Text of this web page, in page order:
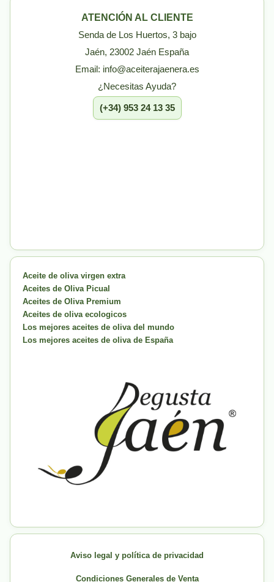
ATENCIÓN AL CLIENTE
Senda de Los Huertos, 3 bajo
Jaén, 23002 Jaén España
Email: info@aceiterajaenera.es
¿Necesitas Ayuda?
(+34) 953 24 13 35
Aceite de oliva virgen extra
Aceites de Oliva Picual
Aceites de Oliva Premium
Aceites de oliva ecologicos
Los mejores aceites de oliva del mundo
Los mejores aceites de oliva de España
Aviso legal y política de privacidad
Condiciones Generales de Venta